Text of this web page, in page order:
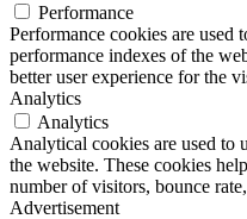
Performance
Performance cookies are used
performance indexes of the
better user experience for the
Analytics
Analytics
Analytical cookies are used to
the website. These cookies
number of visitors, bounce
Advertisement